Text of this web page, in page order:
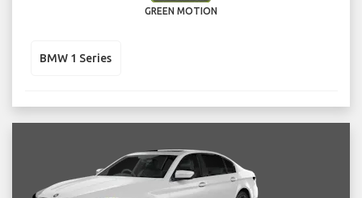
GREEN MOTION
BMW 1 Series